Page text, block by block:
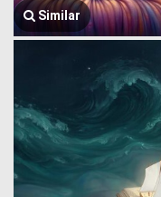
Similar